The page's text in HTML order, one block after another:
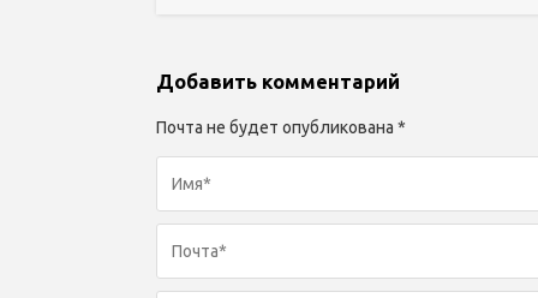
Добавить комментарий
Почта не будет опубликована *